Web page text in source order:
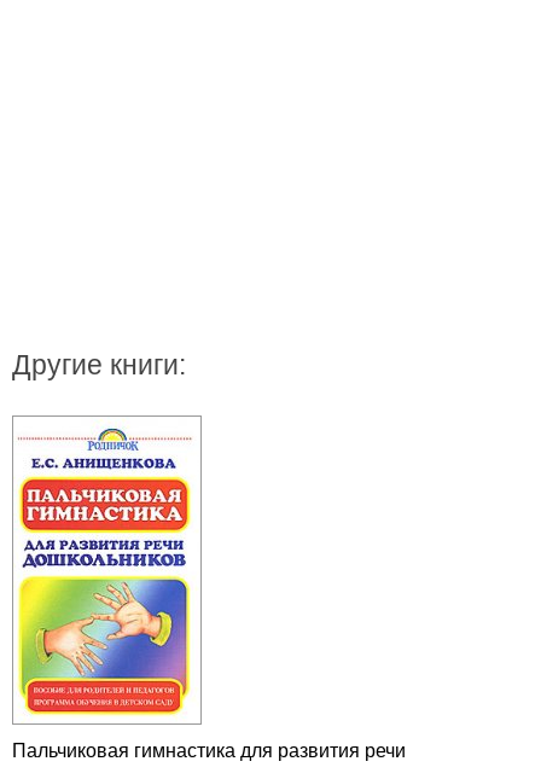
Другие книги:
Пальчиковая гимнастика для развития речи